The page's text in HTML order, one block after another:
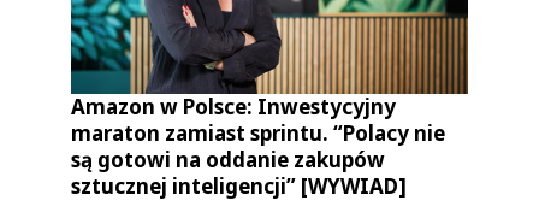
Amazon w Polsce: Inwestycyjny
maraton zamiast sprintu. “Polacy nie
są gotowi na oddanie zakupów
sztucznej inteligencji” [WYWIAD]